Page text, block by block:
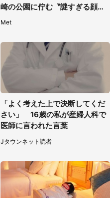
崎の公園に佇む〝謎すぎる顔〟
Met
「よく考えた上で決断してくだ
さい」 16歳の私が産婦人科で
医師に言われた言葉
Jタウンネット読者